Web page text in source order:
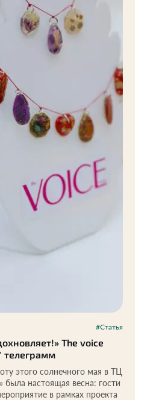
#Статья
The voice
телеграмм
этого солнечного мая в ТЦ
была настоящая весна: гости
в рамках проекта